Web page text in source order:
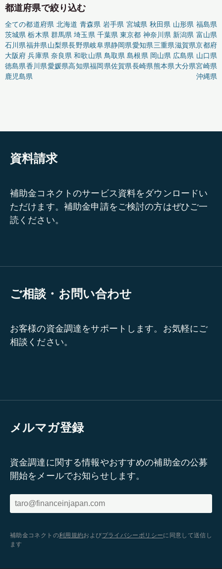
都道府県で絞り込む
全ての都道府県 北海道 青森県 岩手県 宮城県 秋田県 山形県 福島県
茨城県 栃木県 群馬県 埼玉県 千葉県 東京都 神奈川県 新潟県 富山県
石川県福井県山梨県長野県岐阜県静岡県愛知県三重県滋賀県京都府
大阪府 兵庫県 奈良県 和歌山県 鳥取県 島根県 岡山県 広島県 山口県
徳島県香川県愛媛県高知県福岡県佐賀県長崎県熊本県大分県宮崎県
鹿児島県
沖縄県
資料請求
補助金コネクトのサービス資料をダウンロードい
ただけます。補助金申請をご検討の方はぜひご一
読ください。
ご相談・お問い合わせ
お客様の資金調達をサポートします。お気軽にご
相談ください。
メルマガ登録
資金調達に関する情報やおすすめの補助金の公募
開始をメールでお知らせします。
補助金コネクトの利用規約およびプライバシーポリシーに同意して送信し
ます